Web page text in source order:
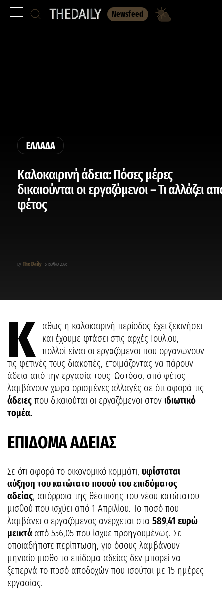
Newsfeed
ΕΛΛΑΔΑ
Καλοκαιρινή άδεια: Πόσες μέρες
δικαιούνται οι εργαζόμενοι – Τι αλλάζει
φέτος
By The Daily 6 Ιουλίου, 2026
Κ
αθώς η καλοκαιρινή περίοδος έχει ξεκινήσει
και έχουμε φτάσει στις αρχές Ιουλίου,
πολλοί είναι οι εργαζόμενοι που οργανώνουν
τις φετινές τους διακοπές, ετοιμάζοντας να πάρουν
άδεια από την εργασία τους. Ωστόσο, από φέτος
λαμβάνουν χώρα ορισμένες αλλαγές σε ότι αφορά τις
άδειες που δικαιούται οι εργαζόμενοι στον ιδιωτικό
τομέα.
ΕΠΙΔΟΜΑ ΑΔΕΙΑΣ
Σε ότι αφορά το οικονομικό κομμάτι, υφίσταται
αύξηση του κατώτατο ποσού του επιδόματος
αδείας, απόρροια της θέσπισης του νέου κατώτατου
μισθού που ισχύει από 1 Απριλίου. Το ποσό που
λαμβάνει ο εργαζόμενος ανέρχεται στα 589,41 ευρώ
μεικτά από 556,05 που ίσχυε προηγουμένως. Σε
οποιαδήποτε περίπτωση, για όσους λαμβάνουν
μηνιαίο μισθό το επίδομα αδείας δεν μπορεί να
ξεπερνά το ποσό αποδοχών που ισούται με 15 ημέρες
εργασίας.